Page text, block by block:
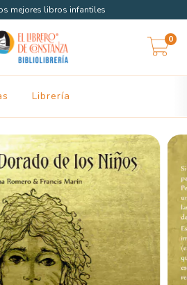
mejores libros infantiles
0
Librería